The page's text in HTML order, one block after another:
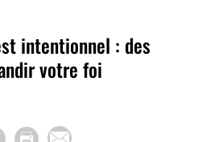
intentionnel : des
votre foi